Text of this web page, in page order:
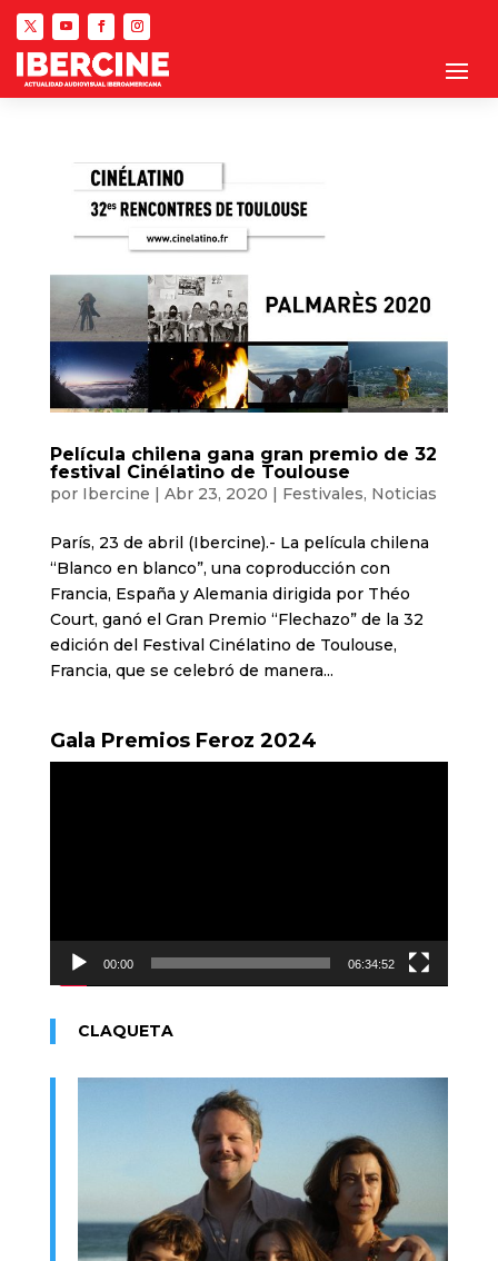
Película chilena gana gran premio de 32
festival Cinélatino de Toulouse
por Ibercine | Abr 23, 2020 | Festivales, Noticias
París, 23 de abril (Ibercine).- La película chilena
“Blanco en blanco”, una coproducción con
Francia, España y Alemania dirigida por Théo
Court, ganó el Gran Premio “Flechazo” de la 32
edición del Festival Cinélatino de Toulouse,
Francia, que se celebró de manera...
Gala Premios Feroz 2024
00:00 06:34:52
CLAQUETA